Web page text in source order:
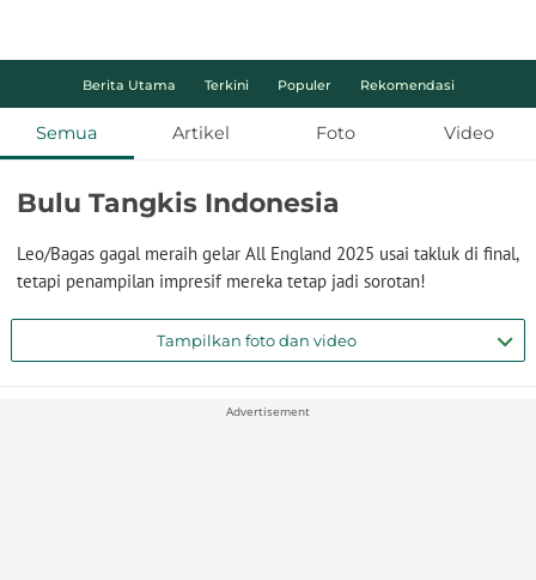
Berita Utama Terkini Populer Rekomendasi
Semua Artikel Foto Video
Bulu Tangkis Indonesia
Leo/Bagas gagal meraih gelar All England 2025 usai takluk di final,
tetapi penampilan impresif mereka tetap jadi sorotan!
Tampilkan foto dan video
Advertisement